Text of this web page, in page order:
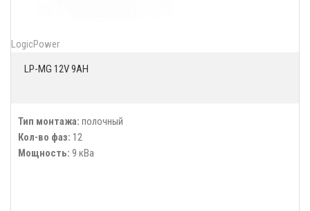
LogicPower
LP-MG 12V 9AH
Тип монтажа: полочный
Кол-во фаз: 12
Мощность: 9 кВа